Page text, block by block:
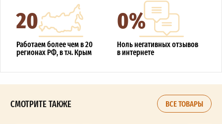
20
Работаем более чем в 20
регионах РФ, в т.ч. Крым
0%
Ноль негативных отзывов
в интернете
СМОТРИТЕ ТАКЖЕ ВСЕ ТОВАРЫ